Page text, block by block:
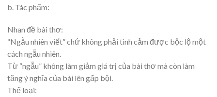
b. Tác phẩm:
Nhan đề bài thơ:
“Ngẫu nhiên viết” chứ không phải tình cảm được bộc lộ một
cách ngẫu nhiên.
Từ “ngẫu” không làm giảm giá trị của bài thơ mà còn làm
tăng ý nghĩa của bài lên gấp bội.
Thể loại: